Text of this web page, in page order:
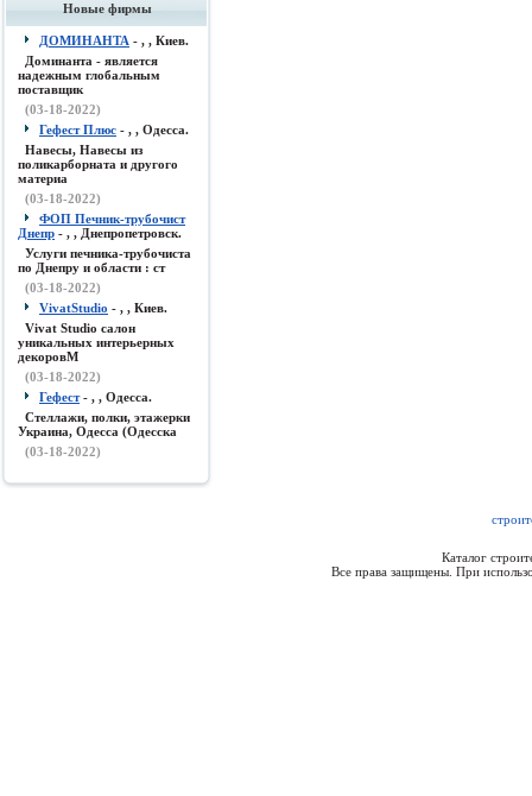
Новые фирмы
ДОМИНАНТА - , , Киев.
Доминанта - является
надежным глобальным
поставщик
(03-18-2022)
Гефест Плюс - , , Одесса.
Навесы, Навесы из
поликарборната и другого
материа
(03-18-2022)
ФОП Печник-трубочист
Днепр - , , Днепропетровск.
Услуги печника-трубочиста
по Днепру и области : ст
(03-18-2022)
VivatStudio - , , Киев.
Vivat Studio салон
уникальных интерьерных
декоровМ
(03-18-2022)
Гефест- , , Одесса.
Стеллажи, полки, этажерки
Украина, Одесса (Одесска
(03-18-2022)
Каталог
Все права защищены. При